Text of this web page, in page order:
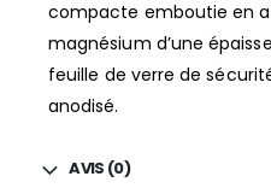
compacte emboutie en
magnésium d’une
feuille de verre de
anodisé.
AVIS (0)